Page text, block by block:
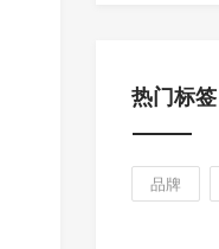
热门标签
品牌